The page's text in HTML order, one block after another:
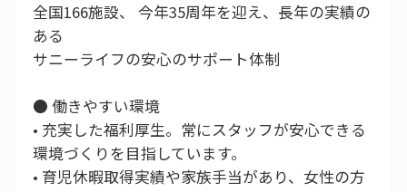
全国166施設、 今年35周年を迎え、長年の実績の
ある
サニーライフの安心のサポート体制
● 働きやすい環境
• 充実した福利厚生。常にスタッフが安心できる
環境づくりを目指しています。
• 育児休暇取得実績や家族手当があり、女性の方